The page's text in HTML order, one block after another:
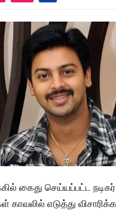
கைது செய்யப்பட்ட
காவலில் எடுத்து